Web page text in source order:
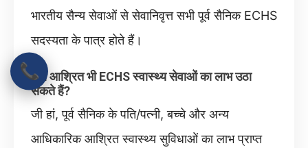
भारतीय सैन्य सेवाओं से सेवानिवृत्त सभी पूर्व सैनिक ECHS
सदस्यता के पात्र होते हैं।
क्या आश्रित भी ECHS स्वास्थ्य सेवाओं का लाभ उठा
सकते हैं?
जी हां, पूर्व सैनिक के पति/पत्नी, बच्चे और अन्य
आधिकारिक आश्रित स्वास्थ्य सुविधाओं का लाभ प्राप्त
📞